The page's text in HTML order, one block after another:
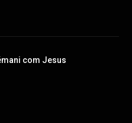
com Jesus